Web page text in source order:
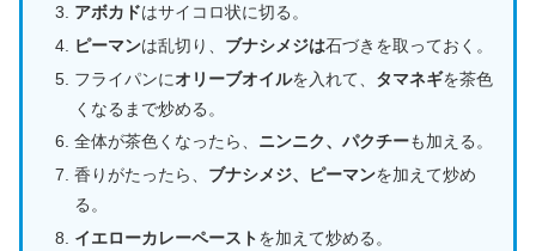
アボカドはサイコロ状に切る。
ピーマンは乱切り、 ブナシメジは石づきを取っておく。
フライパンにオリーブオイルを入れて、 タマネギを茶色
くなるまで炒める。
全体が茶色くなったら、 ニンニク、パクチーも加える。
香りがたったら、 ブナシメジ、ピーマンを加えて炒め
る。
イエローカレーペーストを加えて炒める。